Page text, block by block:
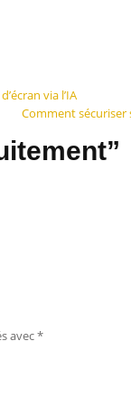
via l’IA
Comment sécuriser
avec*